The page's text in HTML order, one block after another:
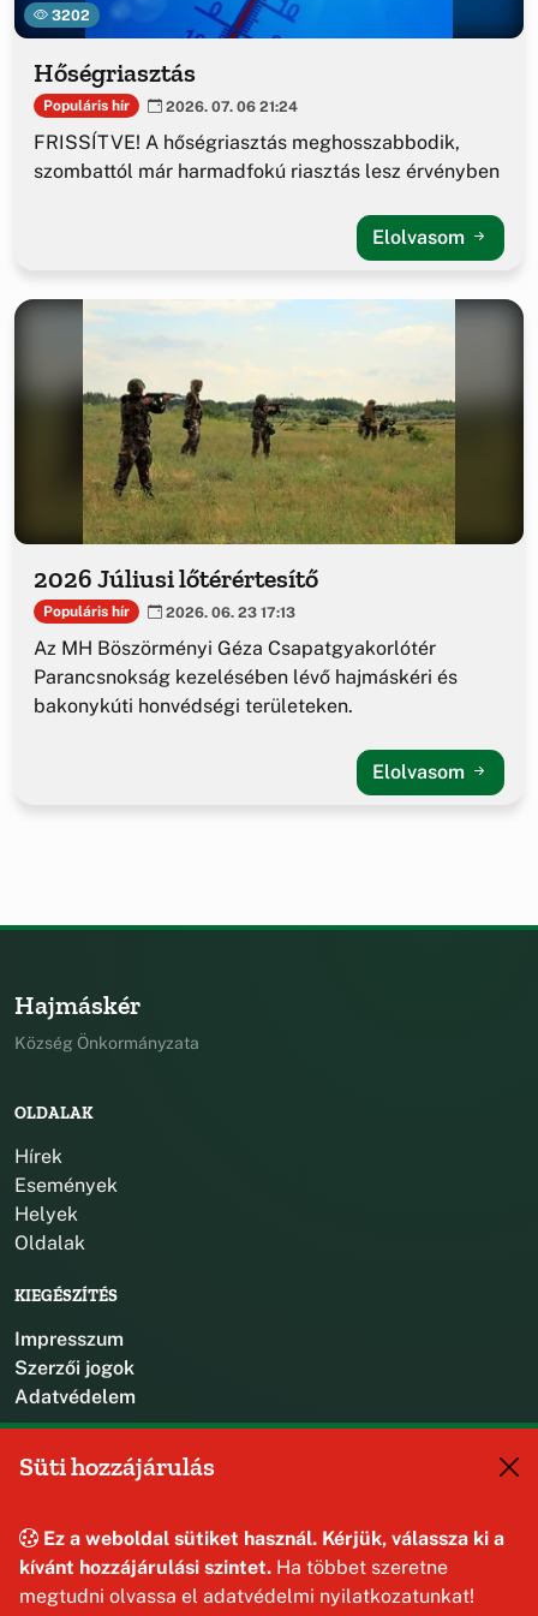
3202
Hőségriasztás
Populáris hír 2026. 07. 06 21:24
FRISSÍTVE! A hőségriasztás meghosszabbodik,
szombattól már harmadfokú riasztás lesz érvényben
Elolvasom
2026 Júliusi lőtérértesítő
Populáris hír 2026. 06. 23 17:13
Az MH Böszörményi Géza Csapatgyakorlótér
Parancsnokság kezelésében lévő hajmáskéri és
bakonykúti honvédségi területeken.
Elolvasom
Hajmáskér
Község Önkormányzata
OLDALAK
Hírek
Események
Helyek
Oldalak
KIEGÉSZÍTÉS
Impresszum
Szerzői jogok
Adatvédelem
8192 Hajmáskér, Kossuth Lajos u. 31.
Süti hozzájárulás
Ez a weboldal sütiket használ. Kérjük, válassza ki a
kívánt hozzájárulási szintet. Ha többet szeretne
megtudni olvassa el adatvédelmi nyilatkozatunkat!